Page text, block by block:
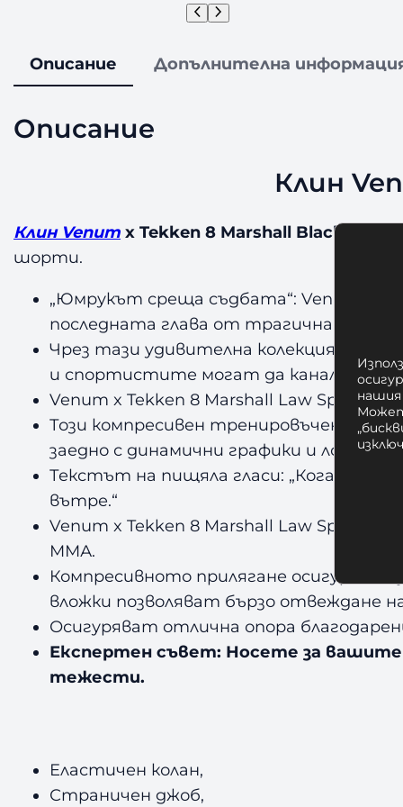
Описание Допълнителна
Описание
Клин
Клин Venum x Tekken 8 Marshall Black/Red/
шорти.
„Юмрукът среща съдбата“: Venum x
последната глава от трагичната
Чрез тази удивителна колекция,
и спортистите могат да
Venum x Tekken 8 Marshall Law Spats
Този компресивен тренировъчен
заедно с динамични графики и логата
Текстът на пищяла гласи: „Когато
вътре.“
Venum x Tekken 8 Marshall Law Spats
ММА.
Компресивното прилягане осигурява
вложки позволяват бързо отвеждане
Осигуряват отлична опора
Експертен съвет: Носете за вашите
тежести.
Еластичен колан,
Страничен джоб,